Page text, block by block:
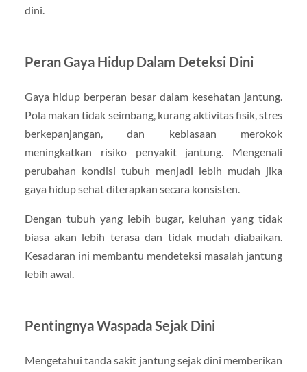
dini.
Peran Gaya Hidup Dalam Deteksi Dini
Gaya hidup berperan besar dalam kesehatan jantung.
Pola makan tidak seimbang, kurang aktivitas fisik, stres
berkepanjangan, dan kebiasaan merokok
meningkatkan risiko penyakit jantung. Mengenali
perubahan kondisi tubuh menjadi lebih mudah jika
gaya hidup sehat diterapkan secara konsisten.
Dengan tubuh yang lebih bugar, keluhan yang tidak
biasa akan lebih terasa dan tidak mudah diabaikan.
Kesadaran ini membantu mendeteksi masalah jantung
lebih awal.
Pentingnya Waspada Sejak Dini
Mengetahui tanda sakit jantung sejak dini memberikan